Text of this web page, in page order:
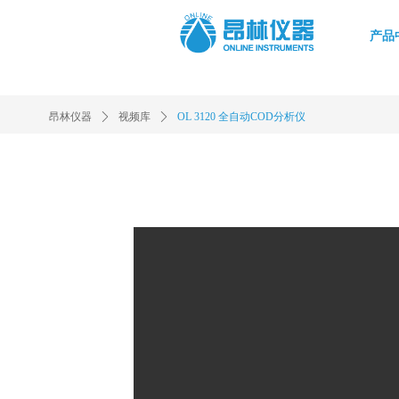
产品
昂林仪器 ꄲ 视频库 ꄲ OL 3120 全自动COD分析仪